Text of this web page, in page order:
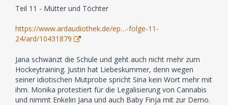
Teil 11 - Mütter und Töchter
https://www.ardaudiothek.de/ep…-folge-11-
24/ard/10431879
Jana schwänzt die Schule und geht auch nicht mehr zum
Hockeytraining. Justin hat Liebeskummer, denn wegen
seiner idiotischen Mutprobe spricht Sina kein Wort mehr mit
ihm. Monika protestiert für die Legalisierung von Cannabis
und nimmt Enkelin Jana und auch Baby Finja mit zur Demo.